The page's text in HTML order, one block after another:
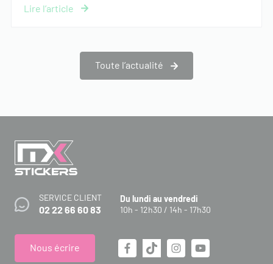
Toute l’actualité
SERVICE CLIENT
02 22 66 60 83
Du lundi au vendredi
10h - 12h30 / 14h - 17h30
Nous écrire